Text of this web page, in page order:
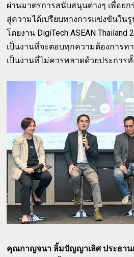
ผ่านมาตรการสนับสนุนต่างๆ เพื่อย
สู่ความได้เปรียบทางการแข่งขันใน
โดยงาน DigiTech ASEAN Thailand
เป็นงานที่จะตอบทุกความต้องการท
เป็นงานที่ไม่ควรพลาดด้วยประการทั้
คุณกาญจนา ลิ้มปัญญาเลิศ ประธาน